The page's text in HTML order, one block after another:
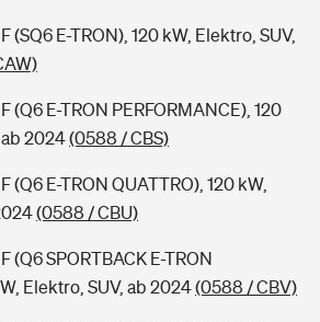
(SQ6 E-TRON), 120 kW, Elektro, SUV,
(Q6 E-TRON PERFORMANCE), 120
ab 2024(0588 / CBS)
(Q6 E-TRON QUATTRO), 120 kW,
(0588 / CBU)
(Q6 SPORTBACK E-TRON
Elektro, SUV, ab 2024(0588 / CBV)